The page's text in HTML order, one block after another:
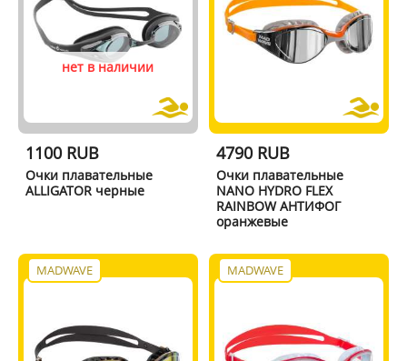
нет в наличии
1100 RUB
Очки плавательные
ALLIGATOR черные
4790 RUB
Очки плавательные
NANO HYDRO FLEX
RAINBOW АНТИФОГ
оранжевые
MADWAVE MADWAVE